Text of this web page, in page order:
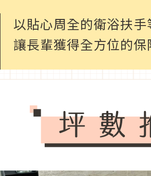
以貼心周全的衛浴扶
讓長輩獲得全方位的保